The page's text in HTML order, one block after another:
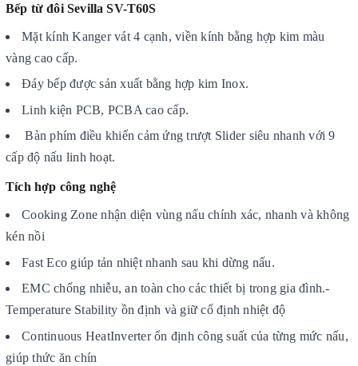
Bếp từ đôi Sevilla SV-T60S
Mặt kính Kanger vát 4 cạnh, viền kính bằng hợp kim màu
vàng cao cấp.
Đáy bếp được sản xuất bằng hợp kim Inox.
Linh kiện PCB, PCBA cao cấp.
Bàn phím điều khiển cảm ứng trượt Slider siêu nhanh với 9
cấp độ nấu linh hoạt.
Tích hợp công nghệ
Cooking Zone nhận diện vùng nấu chính xác, nhanh và không
kén nồi
Fast Eco giúp tản nhiệt nhanh sau khi dừng nấu.
EMC chống nhiễu, an toàn cho các thiết bị trong gia đình.-
Temperature Stability ồn định và giữ cố định nhiệt độ
Continuous HeatInverter ổn định công suất của từng mức nấu,
giúp thức ăn chín